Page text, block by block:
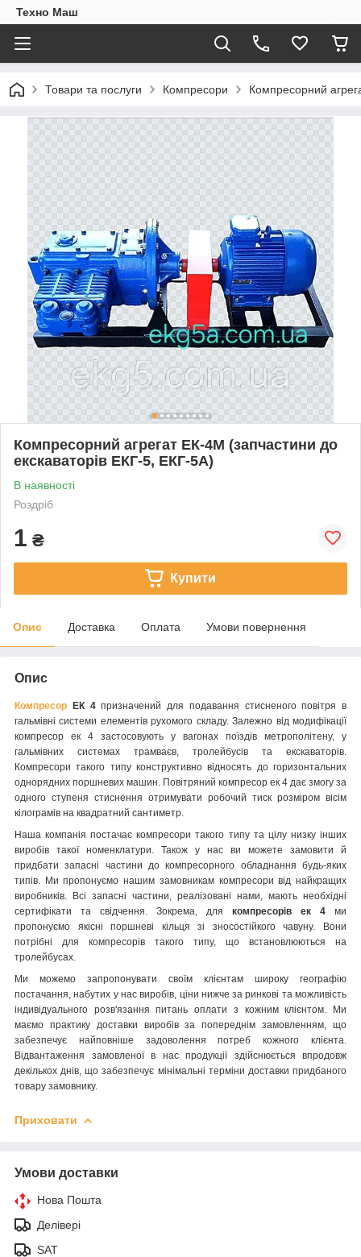
Техно Маш
Товари та послуги Компресори Компресорний
Компресорний агрегат ЕК-4М (запчастини до
екскаваторів ЕКГ-5, ЕКГ-5А)
В наявності
Роздріб
1 ₴
Купити
Опис Доставка Оплата Умови повернення
Опис
Компресор ЕК 4призначений для подавання стисненого повітря в
гальмівні системи елементів рухомого складу. Залежно від модифікації
компресор ек 4 застосовують у вагонах поїздів метрополітену, у
гальмівних системах трамваєв, тролейбусів та екскаваторів.
Компресори такого типу конструктивно відносять до горизонтальних
однорядних поршневих машин. Повітряний компресор ек 4 дає змогу за
одного ступеня стиснення отримувати робочий тиск розміром вісім
кілограмів на квадратний сантиметр.
Наша компанія постачає компресори такого типу та цілу низку інших
виробів такої номенклатури. Також у нас ви можете замовити й
придбати запасні частини до компресорного обладнання будь-яких
типів. Ми пропонуємо нашим замовникам компресори від найкращих
виробників. Всі запасні частини, реалізовані нами, мають необхідні
сертифікати та свідчення. Зокрема, для компресорів ек 4 ми
пропонуємо якісні поршневі кільця зі зносостійкого чавуну. Вони
потрібні для компресорів такого типу, що встановлюються на
тролейбусах.
Ми можемо запропонувати своїм клієнтам широку географію
постачання, набутих у нас виробів, ціни нижче за ринкові та можливість
індивідуального розв'язання питань оплати з кожним клієнтом. Ми
маємо практику доставки виробів за попереднім замовленням, що
забезпечує найповніше задоволення потреб кожного клієнта.
Відвантаження замовленої в нас продукції здійснюється впродовж
декількох днів, що забезпечує мінімальні терміни доставки придбаного
товару замовнику.
Приховати
Умови доставки
Нова Пошта
Делівері
SAT